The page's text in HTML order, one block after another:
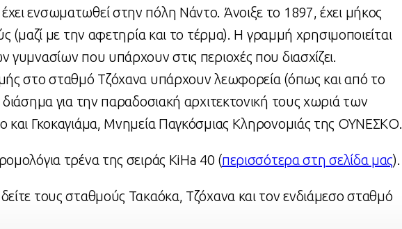
ενσωματωθεί στην πόλη Νάντο. Άνοιξε το 1897, έχει μήκος
(μαζί με την αφετηρία και το τέρμα). Η γραμμή χρησιμοποιείται
που υπάρχουν στις περιοχές που διασχίζει.
στο σταθμό Τζόχανα υπάρχουν λεωφορεία (όπως και από το
για την παραδοσιακή αρχιτεκτονική τους χωριά των
και Γκοκαγιάμα, Μνημεία Παγκόσμιας Κληρονομιάς της ΟΥΝΕΣΚΟ.
τρένα της σειράς KiHa 40 (περισσότερα στη σελίδα μας).
τους σταθμούς Τακαόκα, Τζόχανα και τον ενδιάμεσο σταθμό